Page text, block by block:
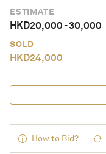
ESTIMATE
HKD20,000-30,000
SOLD
HKD24,000
How to Bid?